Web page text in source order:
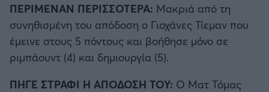
ΠΕΡΙΜΕΝΑΝ ΠΕΡΙΣΣΟΤΕΡΑ: Μακριά από τη
συνηθισμένη του απόδοση ο Γιοχάνες Τίεμαν που
έμεινε στους 5 πόντους και βοήθησε μόνο σε
ριμπάουντ (4) και δημιουργία (5).
ΠΗΓΕ ΣΤΡΑΦΙ Η ΑΠΟΔΟΣΉ ΤΟΥ: Ο Ματ Τόμας